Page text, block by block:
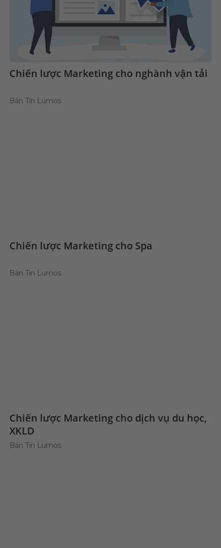
Chiến lược Marketing cho nghành vận tải
Bản Tin Lumos
Chiến lược Marketing cho Spa
Bản Tin Lumos
Chiến lược Marketing cho dịch vụ du học,
XKLD
Bản Tin Lumos